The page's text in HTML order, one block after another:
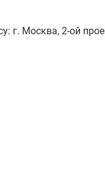
г. Москва, 2-ой